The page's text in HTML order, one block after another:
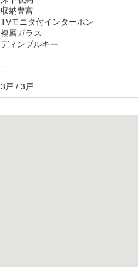
収納豊富
TVモニタ付インターホン
複層ガラス
ディンプルキー
-
3戸 / 3戸